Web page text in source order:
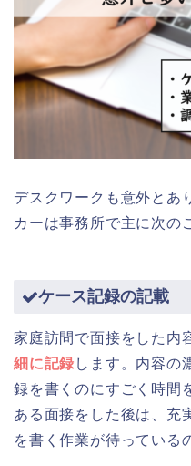
デスクワークも意外とあ
カーは事務所で主に次の
ケース記録の記載
家庭訪問で面接をした内
細に記録 します。内容の
録を書くのにすごく時間
ある面接をした後は、充
を書く作業が待っている